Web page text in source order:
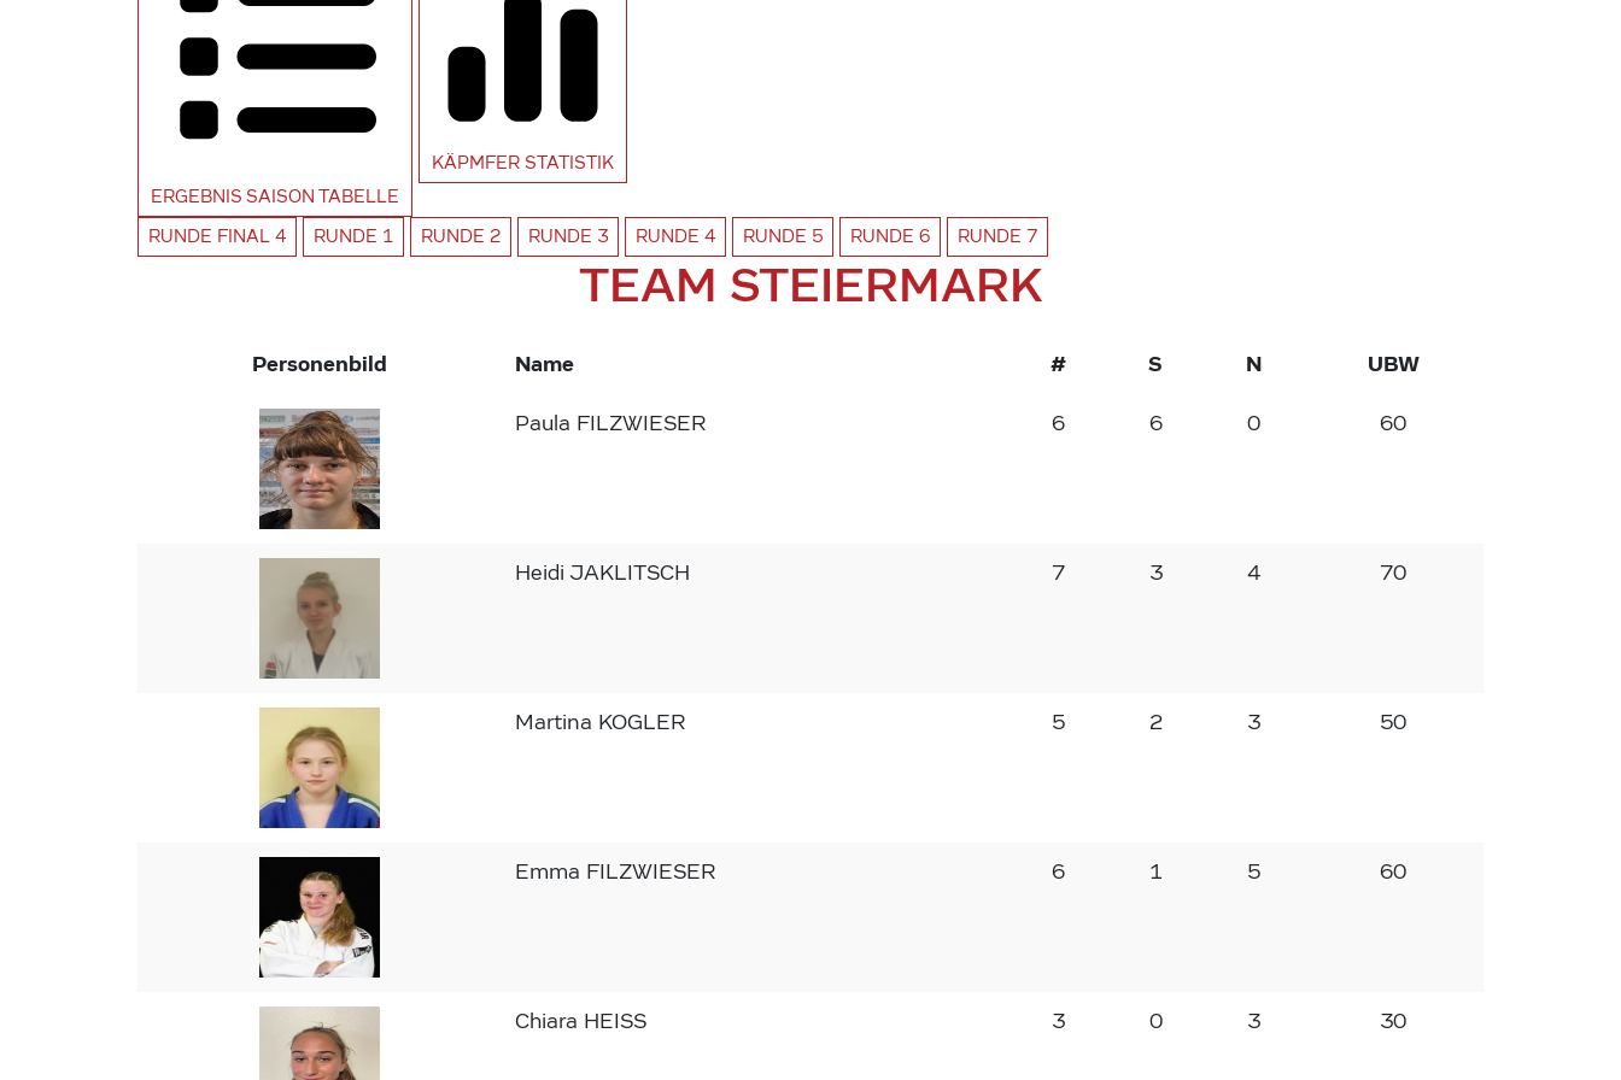
ERGEBNIS SAISON TABELLE
KÄPMFER STATISTIK
RUNDE FINAL 4 RUNDE 1 RUNDE 2 RUNDE 3 RUNDE 4 RUNDE 5 RUNDE 6 RUNDE 7
TEAM STEIERMARK
Personenbild Name # S N UBW
Paula FILZWIESER 6 6 0 60
Heidi JAKLITSCH 7 3 4 70
Martina KOGLER 5 2 3 50
Emma FILZWIESER 6 1 5 60
Chiara HEISS 3 0 3 30